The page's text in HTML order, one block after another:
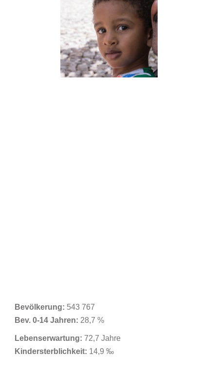
Bevölkerung: 543 767
Bev. 0-14 Jahren: 28,7 %
Lebenserwartung: 72,7 Jahre
Kindersterblichkeit: 14,9 ‰